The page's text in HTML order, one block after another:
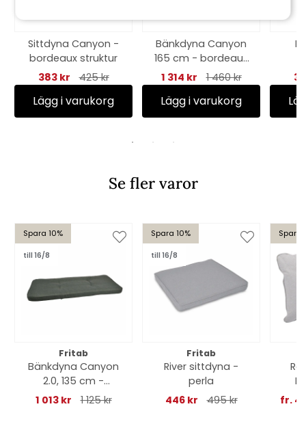
Sittdyna Canyon -
bordeaux struktur
383 kr
425 kr
Lägg i varukorg
Bänkdyna Canyon
165 cm - bordeaux
struktur
1 314 kr 1 460 kr
Lägg i varukorg
Se fler varor
Spara 10%
till 16/8
Fritab
Bänkdyna Canyon
2.0, 135 cm -
skogsgrön
1 013 kr 1 125 kr
Spara 10%
till 16/8
Fritab
River sittdyna -
perla
446 kr
495 kr
Spara
fr.